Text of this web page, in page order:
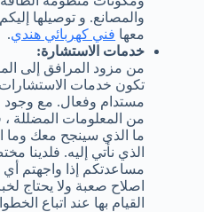
والمصانع. و توصيلها
معها فني كهربائي هندي.
خدمات الاستشارة:
من مزود المرافق إلى
تكون خدمات
مستدام وفعال. مع وجود
من المعلومات المضللة
ما الذي سينجح معك وما
الذي نأتي إليه. فلدينا
مساعدتكم إذا واجهتم
اصلاح صعبة ولا يحتاج
القيام بها عند اتباع